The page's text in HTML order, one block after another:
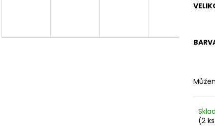
(2